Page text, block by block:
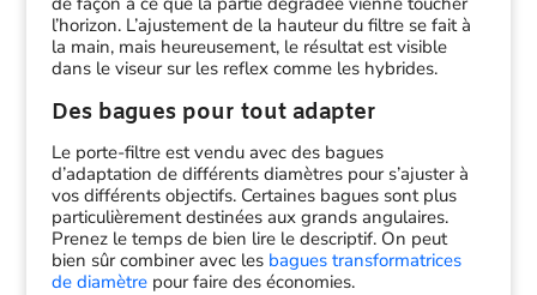
l’horizon. L’ajustement de la hauteur du filtre se fait à
la main, mais heureusement, le résultat est visible
dans le viseur sur les reflex comme les hybrides.
Des bagues pour tout adapter
Le porte-filtre est vendu avec des bagues
d’adaptation de différents diamètres pour s’ajuster à
vos différents objectifs. Certaines bagues sont plus
particulièrement destinées aux grands angulaires.
Prenez le temps de bien lire le descriptif. On peut
bien sûr combiner avec les bagues transformatrices
de diamètrepour faire des économies.